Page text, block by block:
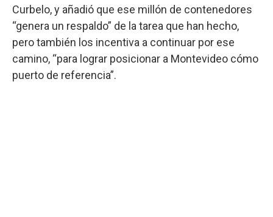
Curbelo, y añadió que ese millón de contenedores
“genera un respaldo” de la tarea que han hecho,
pero también los incentiva a continuar por ese
camino, “para lograr posicionar a Montevideo cómo
puerto de referencia”.